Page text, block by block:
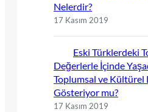
Nelerdir?
17 Kasım 2019
Eski Türklerdeki
Değerlerle İçinde
Toplumsal ve
Gösteriyor mu?
17 Kasım 2019